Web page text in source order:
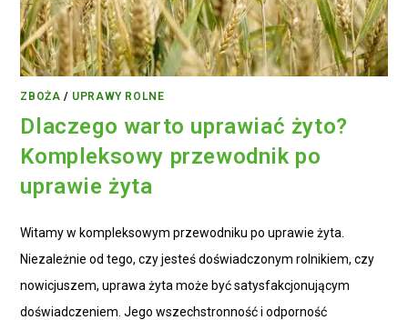
ZBOŻA / UPRAWY ROLNE
Dlaczego warto uprawiać żyto?
Kompleksowy przewodnik po
uprawie żyta
Witamy w kompleksowym przewodniku po uprawie żyta.
Niezależnie od tego, czy jesteś doświadczonym rolnikiem, czy
nowicjuszem, uprawa żyta może być satysfakcjonującym
doświadczeniem. Jego wszechstronność i odporność